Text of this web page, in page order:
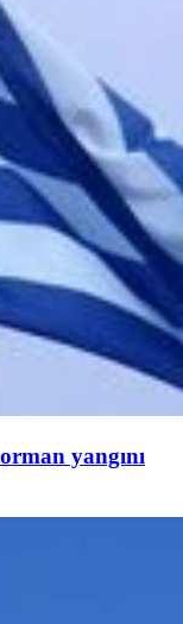
yangını